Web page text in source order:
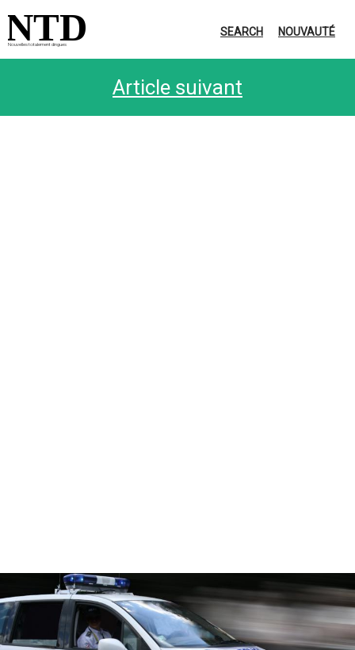
Nouvelles totalement dingues
NTD SEARCH NOUVAUTÉ
Article suivant